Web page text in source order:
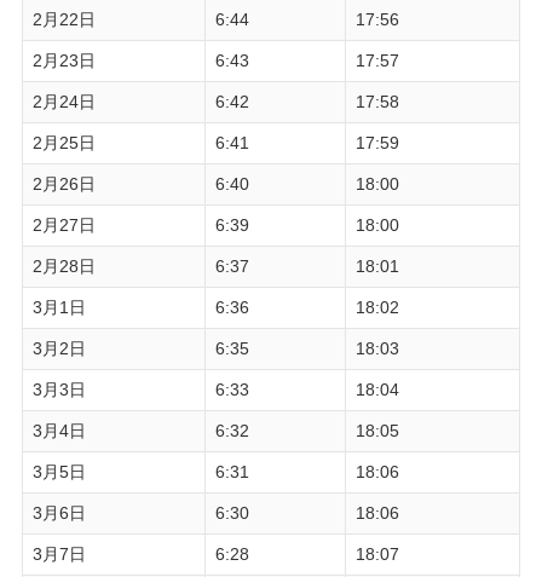
2月22日 6:44 17:56
2月23日 6:43 17:57
2月24日 6:42 17:58
2月25日 6:41 17:59
2月26日 6:40 18:00
2月27日 6:39 18:00
2月28日 6:37 18:01
3月1日 6:36 18:02
3月2日 6:35 18:03
3月3日 6:33 18:04
3月4日 6:32 18:05
3月5日 6:31 18:06
3月6日 6:30 18:06
3月7日 6:28 18:07